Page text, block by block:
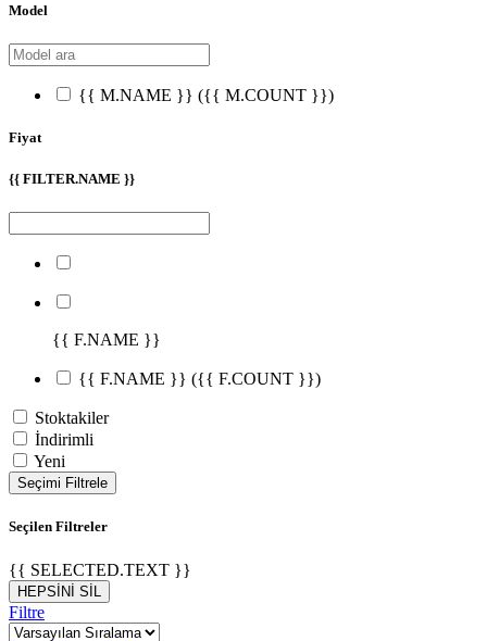
Model
{{ M.NAME }} ({{ M.COUNT }})
Fiyat
{{ FILTER.NAME }}
{{ F.NAME }}
{{ F.NAME }} ({{ F.COUNT }})
Stoktakiler
İndirimli
Yeni
Seçimi Filtrele
Seçilen Filtreler
{{ SELECTED.TEXT }}
HEPSİNİ SİL
Filtre